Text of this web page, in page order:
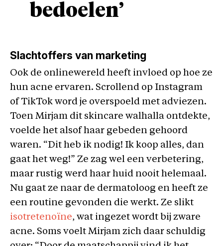
bedoelen’
Slachtoffers van marketing
Ook de onlinewereld heeft invloed op hoe ze
hun acne ervaren. Scrollend op Instagram
of TikTok word je overspoeld met adviezen.
Toen Mirjam dit skincare walhalla ontdekte,
voelde het alsof haar gebeden gehoord
waren. “Dit heb ik nodig! Ik koop alles, dan
gaat het weg!” Ze zag wel een verbetering,
maar rustig werd haar huid nooit helemaal.
Nu gaat ze naar de dermatoloog en heeft ze
een routine gevonden die werkt. Ze slikt
isotretenoïne, wat ingezet wordt bij zware
acne. Soms voelt Mirjam zich daar schuldig